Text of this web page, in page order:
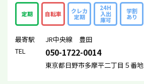
定期 自転車 クレカ
定期
24H
入出
庫可
学割
あり
最寄駅
JR中央線 豊田
TEL
050-1722-0014
東京都日野市多摩平二丁目５番地